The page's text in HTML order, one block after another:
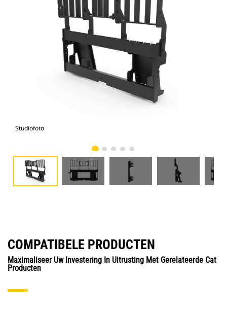
Studiofoto
COMPATIBELE PRODUCTEN
Maximaliseer Uw Investering In Uitrusting Met Gerelateerde Cat
Producten